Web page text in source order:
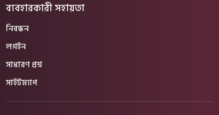
ব্যবহারকারী সহায়তা
নিবন্ধন
লগইন
সাধারণ প্রশ্ন
সাইটম্যাপ